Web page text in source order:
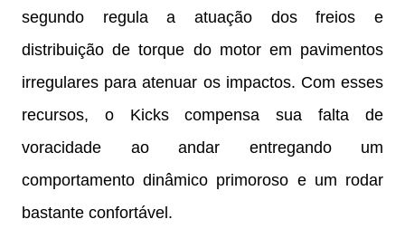
segundo regula a atuação dos freios e
distribuição de torque do motor em pavimentos
irregulares para atenuar os impactos. Com esses
recursos, o Kicks compensa sua falta de
voracidade ao andar entregando um
comportamento dinâmico primoroso e um rodar
bastante confortável.